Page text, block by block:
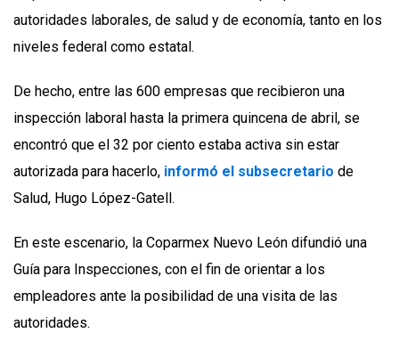
autoridades laborales, de salud y de economía, tanto en los
niveles federal como estatal.
De hecho, entre las 600 empresas que recibieron una
inspección laboral hasta la primera quincena de abril, se
encontró que el 32 por ciento estaba activa sin estar
autorizada para hacerlo, informó el subsecretario de
Salud, Hugo López-Gatell.
En este escenario, la Coparmex Nuevo León difundió una
Guía para Inspecciones, con el fin de orientar a los
empleadores ante la posibilidad de una visita de las
autoridades.